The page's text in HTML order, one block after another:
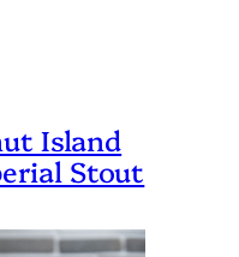
Island
Stout